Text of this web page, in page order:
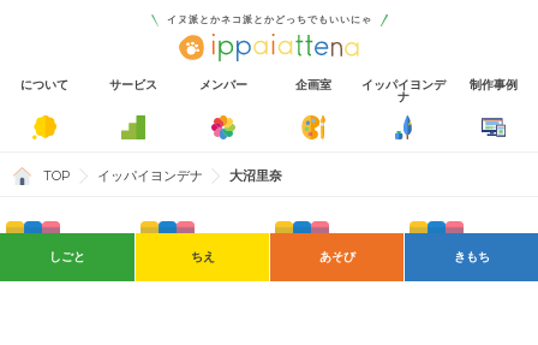
イヌ派とかネコ派とかどっちでもいいにゃ
について サービス メンバー 企画室 イッパイヨンデ
ナ
制作事例
TOP イッパイヨンデナ 大沼里奈
しごと ちえ あそび きもち